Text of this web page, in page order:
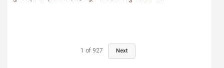
1 of 927 Next